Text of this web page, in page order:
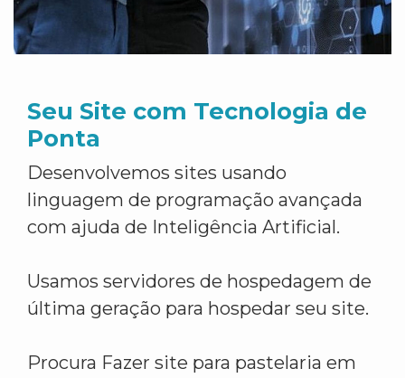
Seu Site com Tecnologia de
Ponta
Desenvolvemos sites usando
linguagem de programação avançada
com ajuda de Inteligência Artificial.
Usamos servidores de hospedagem de
última geração para hospedar seu site.
Procura Fazer site para pastelaria em